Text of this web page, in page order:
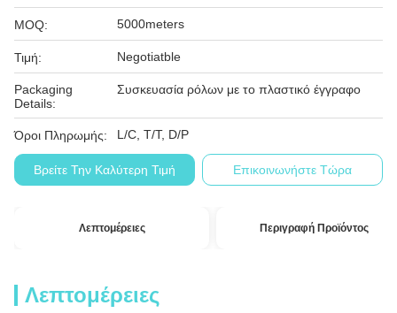
MOQ: 5000meters
Τιμή: Negotiatble
Packaging
Details:
Συσκευασία ρόλων με το πλαστικό έγγραφο
Όροι Πληρωμής: L/C, T/T, D/P
Βρείτε Την Καλύτερη Τιμή Επικοινωνήστε Τώρα
Λεπτομέρειες Περιγραφή Προϊόντος
Λεπτομέρειες